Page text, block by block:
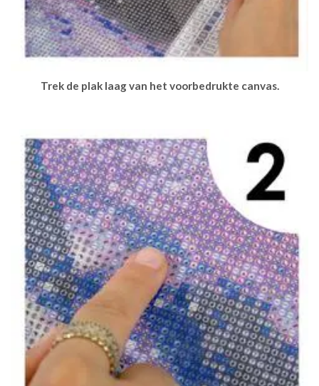
Trek de plak laag van het voorbedrukte canvas.